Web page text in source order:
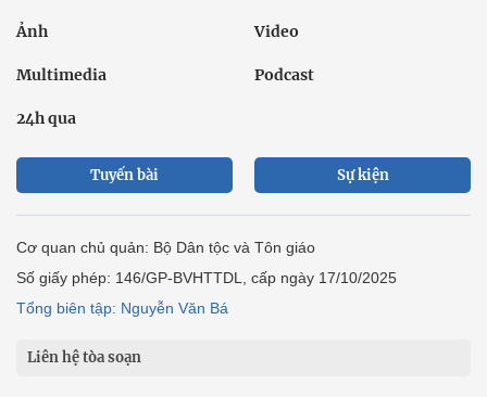
Ảnh Video
Multimedia Podcast
24h qua
Tuyến bài Sự kiện
Cơ quan chủ quản: Bộ Dân tộc và Tôn giáo
Số giấy phép: 146/GP-BVHTTDL, cấp ngày 17/10/2025
Tổng biên tập: Nguyễn Văn Bá
Liên hệ tòa soạn